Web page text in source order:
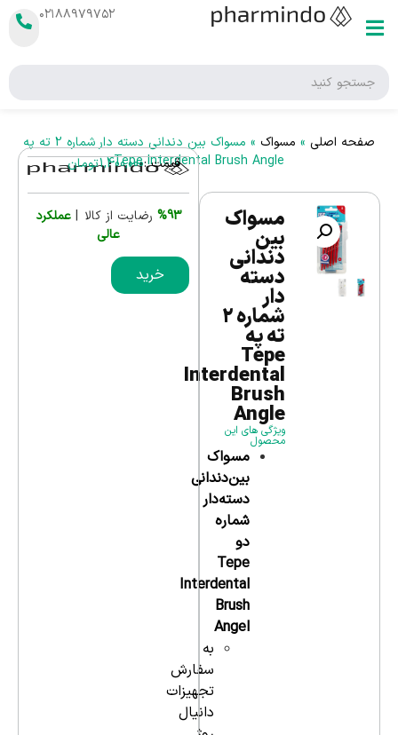
۰۲۱۸۸۹۷۹۷۵۲
صفحه اصلی » مسواک »
مسواک بین دندانی دسته دار شماره 2 ته په
Tepe Interdental Brush Angle
مسواک
بین
دندانی
دسته
دار
شماره 2
ته په
Tepe
Interdental
Brush
Angle
ویژگی های این
محصول
مسواک
بین‌دندانی
دسته‌دار
شماره
دو
Tepe
Interdental
Brush
Angel
به
سفارش
تجهیزات
دانیال
قیمت :1,400,000تومان
%93 رضایت از کالا | عملکرد
عالی
خرید